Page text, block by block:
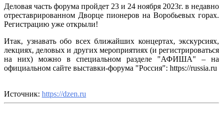
Деловая часть форума пройдет 23 и 24 ноября 2023г. в недавно
отреставрированном Дворце пионеров на Воробьевых горах.
Регистрацию уже открыли!
Итак, узнавать обо всех ближайших концертах, экскурсиях,
лекциях, деловых и других мероприятиях (и регистрироваться
на них) можно в специальном разделе "АФИША" – на
официальном сайте выставки-форума "Россия": https://russia.ru
Источник: https://dzen.ru